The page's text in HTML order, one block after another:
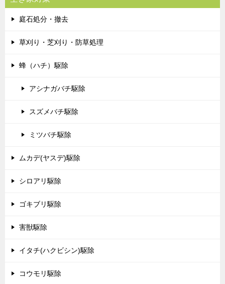
庭石処分・撤去
草刈り・芝刈り・防草処理
蜂（ハチ）駆除
アシナガバチ駆除
スズメバチ駆除
ミツバチ駆除
ムカデ(ヤスデ)駆除
シロアリ駆除
ゴキブリ駆除
害獣駆除
イタチ(ハクビシン)駆除
コウモリ駆除